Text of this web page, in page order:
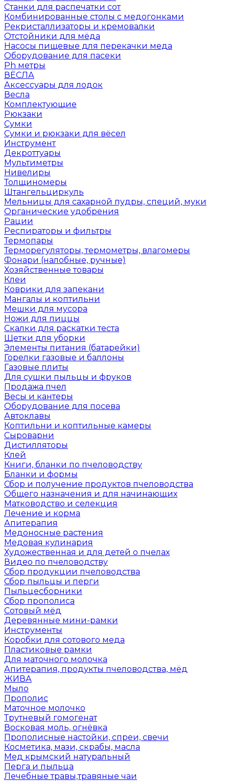
Станки для распечатки сот
Комбинированные столы с медогонками
Рекристаллизаторы и кремовалки
Отстойники для мёда
Насосы пищевые для перекачки меда
Оборудование для пасеки
Ph метры
ВЁСЛА
Аксессуары для лодок
Весла
Комплектующие
Рюкзаки
Сумки
Сумки и рюкзаки для вёсел
Инструмент
Декроттуары
Мультиметры
Нивелиры
Толщиномеры
Штангельциркуль
Мельницы для сахарной пудры, специй, муки
Органические удобрения
Рации
Респираторы и фильтры
Термопары
Терморегуляторы, термометры, влагомеры
Фонари (налобные, ручные)
Хозяйственные товары
Клеи
Коврики для запекани
Мангалы и коптильни
Мешки для мусора
Ножи для пиццы
Скалки для раскатки теста
Щетки для уборки
Элементы питания (батарейки)
Горелки газовые и баллоны
Газовые плиты
Для сушки пыльцы и фруков
Продажа пчел
Весы и кантеры
Оборудование для посева
Автоклавы
Коптильни и коптильные камеры
Сыроварни
Дистилляторы
Клей
Книги, бланки по пчеловодству
Бланки и формы
Сбор и получение продуктов пчеловодства
Общего назначения и для начинающих
Матководство и селекция
Лечение и корма
Апитерапия
Медоносные растения
Медовая кулинария
Художественная и для детей о пчелах
Видео по пчеловодству
Сбор продукции пчеловодства
Сбор пыльцы и перги
Пыльцесборники
Сбор прополиса
Сотовый мёд
Деревянные мини-рамки
Инструменты
Коробки для сотового меда
Пластиковые рамки
Для маточного молочка
Апитерапия, продукты пчеловодства, мёд
ЖИВА
Мыло
Прополис
Маточное молочко
Трутневый гомогенат
Восковая моль, огнёвка
Прополисные настойки, спреи, свечи
Косметика, мази, скрабы, масла
Мед крымский натуральный
Перга и пыльца
Лечебные травы,травяные чаи